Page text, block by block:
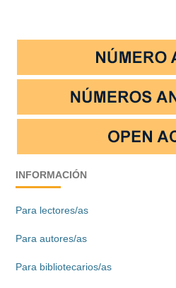
INFORMACIÓN
Para lectores/as
Para autores/as
Para bibliotecarios/as